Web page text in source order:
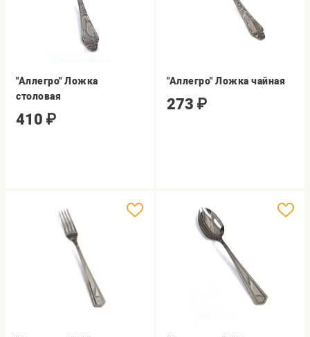
"Аллегро" Ложка
столовая
410 ₽
"Аллегро" Ложка чайная
273 ₽